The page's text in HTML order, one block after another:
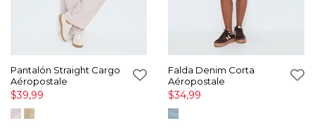
Pantalón Straight Cargo
Aéropostale
$39,99
Falda Denim Corta
Aéropostale
$34,99